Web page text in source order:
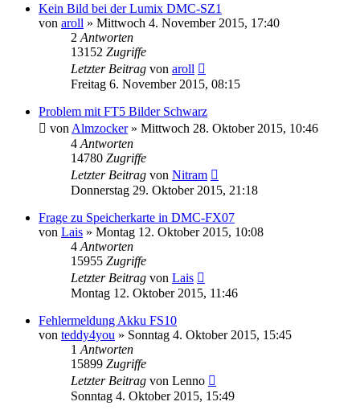
Kein Bild bei der Lumix DMC-SZ1
von aroll » Mittwoch 4. November 2015, 17:40
2 Antworten
13152 Zugriffe
Letzter Beitrag von aroll
Freitag 6. November 2015, 08:15
Problem mit FT5 Bilder Schwarz
von Almzocker» Mittwoch 28. Oktober 2015, 10:46
4 Antworten
14780 Zugriffe
Letzter Beitrag von Nitram
Donnerstag 29. Oktober 2015, 21:18
Frage zu Speicherkarte in DMC-FX07
von Lais » Montag 12. Oktober 2015, 10:08
4 Antworten
15955 Zugriffe
Letzter Beitrag von Lais
Montag 12. Oktober 2015, 11:46
Fehlermeldung Akku FS10
von teddy4you » Sonntag 4. Oktober 2015, 15:45
1 Antworten
15899 Zugriffe
Letzter Beitrag von Lenno
Sonntag 4. Oktober 2015, 15:49